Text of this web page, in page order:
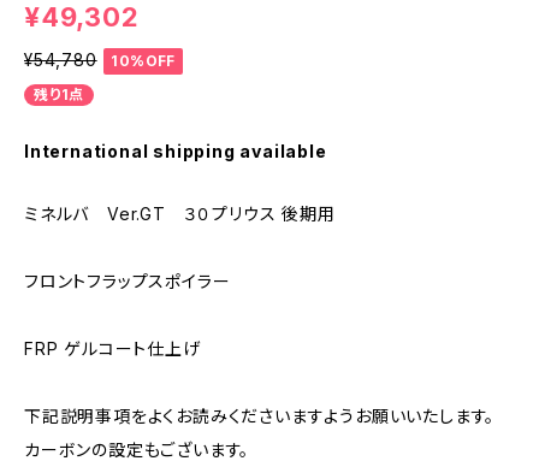
¥49,302
¥54,780
10%OFF
残り1点
International shipping available
ミネルバ Ver.GT ３０プリウス 後期用
フロントフラップスポイラー
FRP ゲルコート仕上げ
下記説明事項をよくお読みくださいますようお願いいたします。
カーボンの設定もございます。